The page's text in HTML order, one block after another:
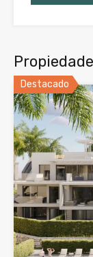
Destacado